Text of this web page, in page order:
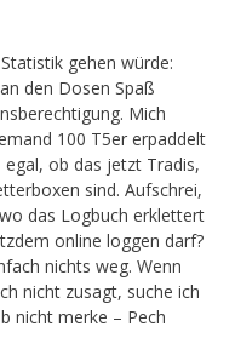
gehen würde:
den Dosen Spaß
Mich
100 T5er erpaddelt
ob das jetzt Tradis,
sind. Aufschrei,
das Logbuch erklettert
online loggen darf?
nichts weg. Wenn
nicht zusagt, suche ich
nicht merke – Pech